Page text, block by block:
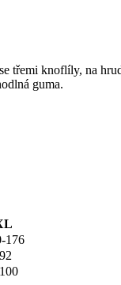
třemi knoflíly, na
guma.
176